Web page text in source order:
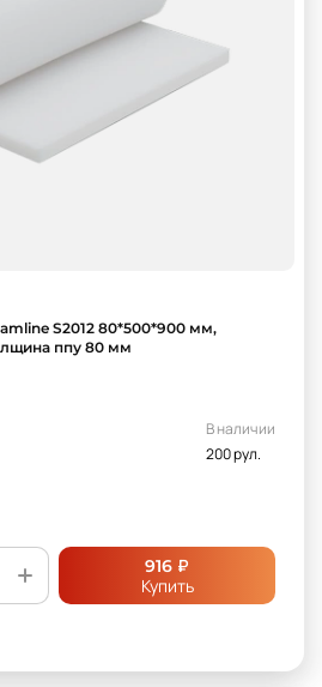
S2012 80*500*900 мм,
ппу 80 мм
В наличии
200 рул.
916 ₽
Купить